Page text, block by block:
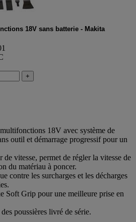
18V sans batterie - Makita
+
18V avec système de
outil et démarrage progressif pour un
vitesse, permet de régler la vitesse de
du matériau à poncer.
contre les surcharges et les décharges
Soft Grip pour une meilleure prise en
poussières livré de série.